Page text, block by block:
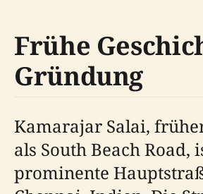
Frühe
Gründung
Kamarajar Salai,
als South Beach Road,
prominente